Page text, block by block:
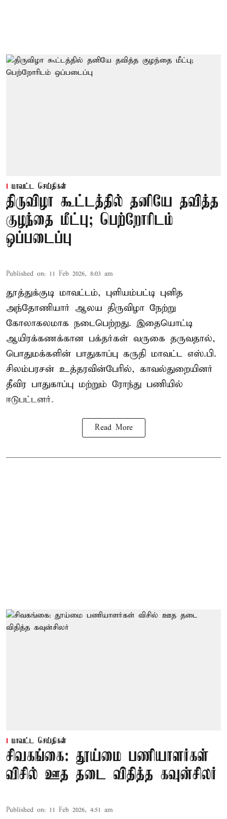
மாவட்ட செய்திகள்
திருவிழா கூட்டத்தில் தனியே தவித்த
குழந்தை மீட்பு; பெற்றோரிடம்
ஒப்படைப்பு
Published on: 11 Feb 2026, 8:03 am
தூத்துக்குடி மாவட்டம், புளியம்பட்டி புனித
அந்தோணியார் ஆலய திருவிழா நேற்று
கோலாகலமாக நடைபெற்றது. இதையொட்டி
ஆயிரக்கணக்கான பக்தர்கள் வருகை தருவதால்,
பொதுமக்களின் பாதுகாப்பு கருதி மாவட்ட எஸ்.பி.
சிலம்பரசன் உத்தரவின்பேரில், காவல்துறையினர்
தீவிர பாதுகாப்பு மற்றும் ரோந்து பணியில்
ஈடுபட்டனர்.
Read More
மாவட்ட செய்திகள்
சிவகங்கை: தூய்மை பணியாளர்கள்
விசில் ஊத தடை விதித்த கவுன்சிலர்
Published on: 11 Feb 2026, 4:51 am